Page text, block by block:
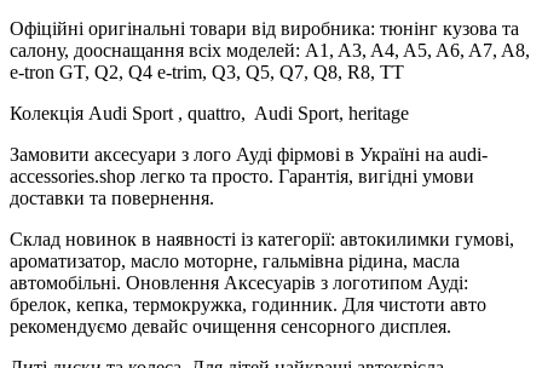
Офіційні оригінальні товари від виробника: тюнінг кузова та
салону, дооснащання всіх моделей: A1, A3, A4, A5, A6, A7, A8,
e-tron GT, Q2, Q4 e-trim, Q3, Q5, Q7, Q8, R8, TT
Колекція Audi Sport , quattro, Audi Sport, heritage
Замовити аксесуари з лого Ауді фірмові в Україні на audi-
accessories.shop легко та просто. Гарантія, вигідні умови
доставки та повернення.
Склад новинок в наявності із категорії: автокилимки гумові,
ароматизатор, масло моторне, гальмівна рідина, масла
автомобільні. Оновлення Аксесуарів з логотипом Ауді:
брелок, кепка, термокружка, годинник. Для чистоти авто
рекомендуємо девайс очищення сенсорного дисплея.